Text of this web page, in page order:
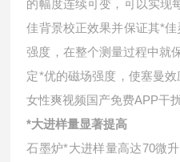
的幅度连续可变，可以实现
佳背景校正效果并保证其*
强度，在整个测量过程中就
定*优的磁场强度，使塞曼
女性爽视频国产免费APP干扰
*大进样量显著提高
石墨炉*大进样量高达70微